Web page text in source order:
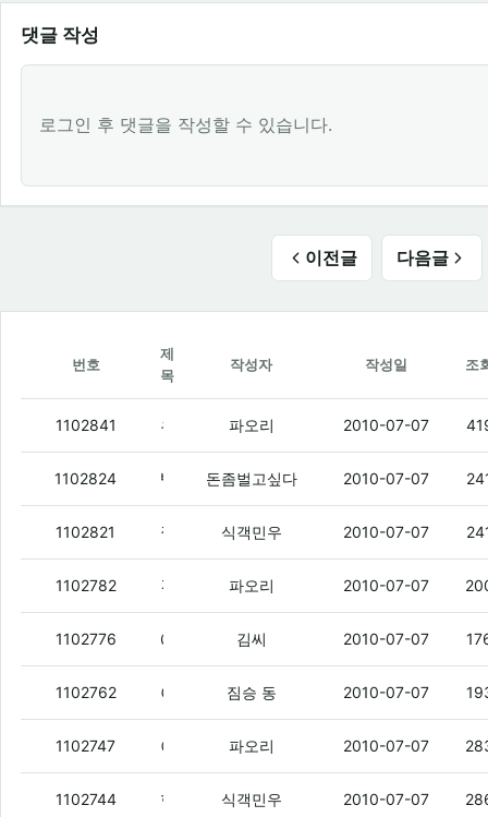
댓글 작성
로그인 후 댓글을 작성할 수 있습니다.
이전글 다음글
번호
제
목
작성자 작성일 조
1102841 (1)
파오리 2010-07-07
1102824 (1)
돈좀벌고싶다 2010-07-07
1102821 식객민우 2010-07-07
1102782 (2)
파오리 2010-07-07
1102776 김씨 2010-07-07
1102762 (1)
짐승 동 2010-07-07
1102747 (2)
파오리 2010-07-07
1102744 (2)
식객민우 2010-07-07